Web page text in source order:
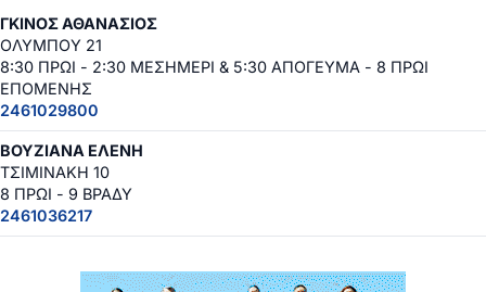
ΓΚΙΝΟΣ ΑΘΑΝΑΣΙΟΣ
ΟΛΥΜΠΟΥ 21
8:30 ΠΡΩΙ - 2:30 ΜΕΣΗΜΕΡΙ & 5:30 ΑΠΟΓΕΥΜΑ - 8 ΠΡΩΙ
ΕΠΟΜΕΝΗΣ
2461029800
ΒΟΥΖΙΑΝΑ ΕΛΕΝΗ
ΤΣΙΜΙΝΑΚΗ 10
8 ΠΡΩΙ - 9 ΒΡΑΔΥ
2461036217